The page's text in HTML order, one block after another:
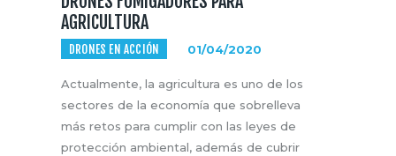
AGRICULTURA
DRONES EN ACCIÓN 01/04/2020
Actualmente, la agricultura es uno de los
sectores de la economía que sobrelleva
más retos para cumplir con las leyes de
protección ambiental, además de cubrir